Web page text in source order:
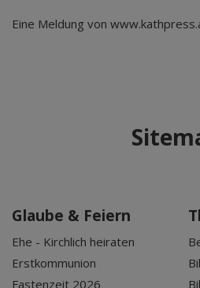
Eine Meldung von
Glaube & Feiern
Ehe - Kirchlich heiraten
Erstkommunion
Fastenzeit 2026